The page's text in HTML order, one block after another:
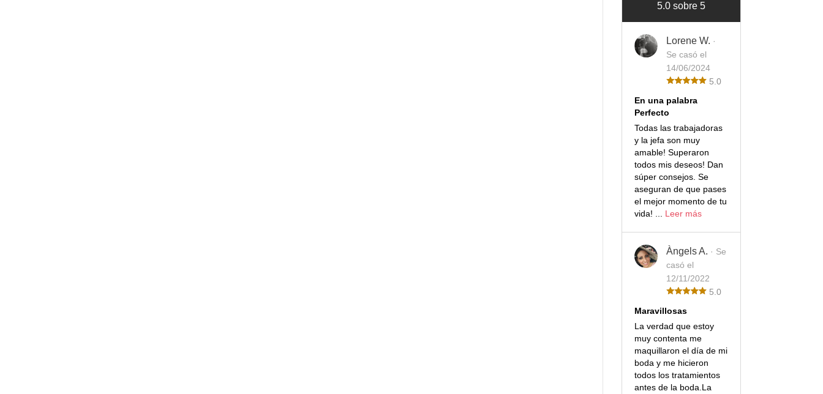
5.0 sobre 5
Lorene W. ·
Se casó el
14/06/2024
5.0
En una palabra
Perfecto
Todas las trabajadoras
y la jefa son muy
amable! Superaron
todos mis deseos! Dan
súper consejos. Se
aseguran de que pases
el mejor momento de tu
vida! ... Leer más
Àngels A. · Se
casó el
12/11/2022
5.0
Maravillosas
La verdad que estoy
muy contenta me
maquillaron el día de mi
boda y me hicieron
todos los tratamientos
antes de la boda.La